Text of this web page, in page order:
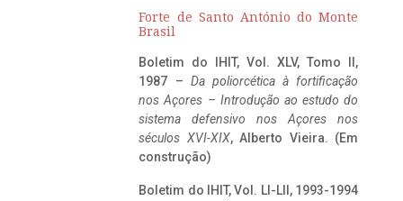
Forte de Santo António do Monte
Brasil
Boletim do IHIT, Vol. XLV, Tomo II,
1987 – Da poliorcética à fortificação
nos Açores – Introdução ao estudo do
sistema defensivo nos Açores nos
séculos XVI-XIX, Alberto Vieira. (Em
construção)
Boletim do IHIT, Vol. LI-LII, 1993-1994